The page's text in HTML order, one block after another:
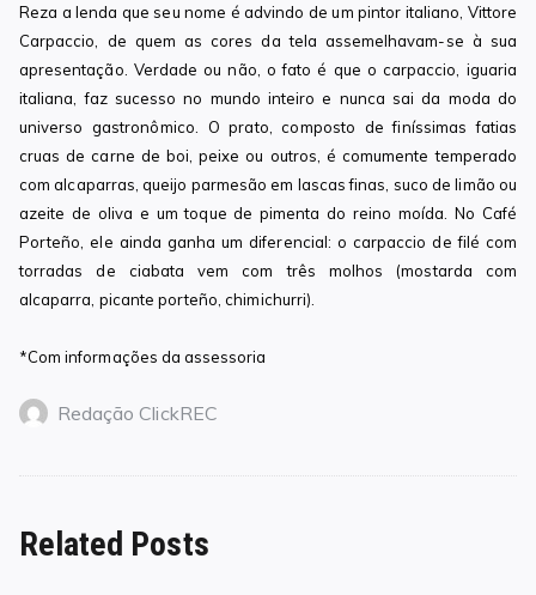
Reza a lenda que seu nome é advindo de um pintor italiano, Vittore
Carpaccio, de quem as cores da tela assemelhavam-se à sua
apresentação. Verdade ou não, o fato é que o carpaccio, iguaria
italiana, faz sucesso no mundo inteiro e nunca sai da moda do
universo gastronômico. O prato, composto de finíssimas fatias
cruas de carne de boi, peixe ou outros, é comumente temperado
com alcaparras, queijo parmesão em lascas finas, suco de limão ou
azeite de oliva e um toque de pimenta do reino moída. No Café
Porteño, ele ainda ganha um diferencial: o carpaccio de filé com
torradas de ciabata vem com três molhos (mostarda com
alcaparra, picante porteño, chimichurri).
*Com informações da assessoria
Redação ClickREC
Related Posts